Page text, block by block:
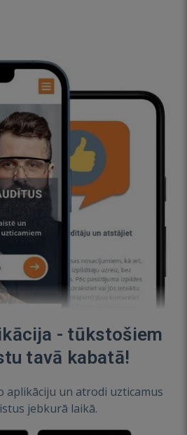
- tūkstošiem
tavā kabatā!
aplikāciju un atrodi uzticamus
jebkurā laikā.